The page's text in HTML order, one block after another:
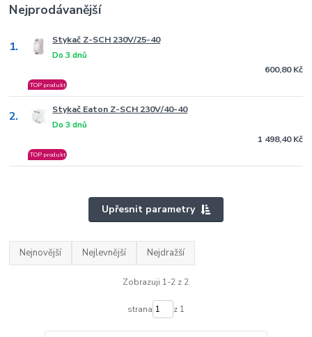
Nejprodávanější
1. Stykač Z-SCH 230V/25-40
Do 3 dnů
TOP produkt
600,80 Kč
2. Stykač Eaton Z-SCH 230V/40-40
Do 3 dnů
TOP produkt
1 498,40 Kč
Upřesnit parametry
Nejnovější Nejlevnější Nejdražší
Zobrazuji 1-2 z 2
strana z 1